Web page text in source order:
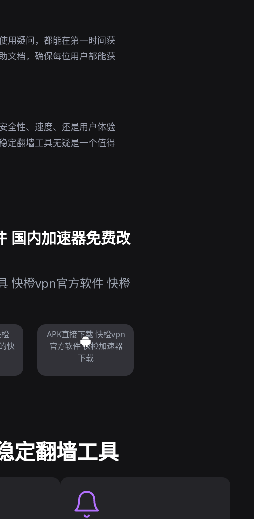
用疑问，都能在第一时间获
文档，确保每位用户都能获
全性、速度、还是用户体验
定翻墙工具无疑是一个值得
国内加速器免费改
快橙vpn官方软件 快橙
快
APK直接下载 快橙vpn
官方软件 快橙加速器
下载
定翻墙工具